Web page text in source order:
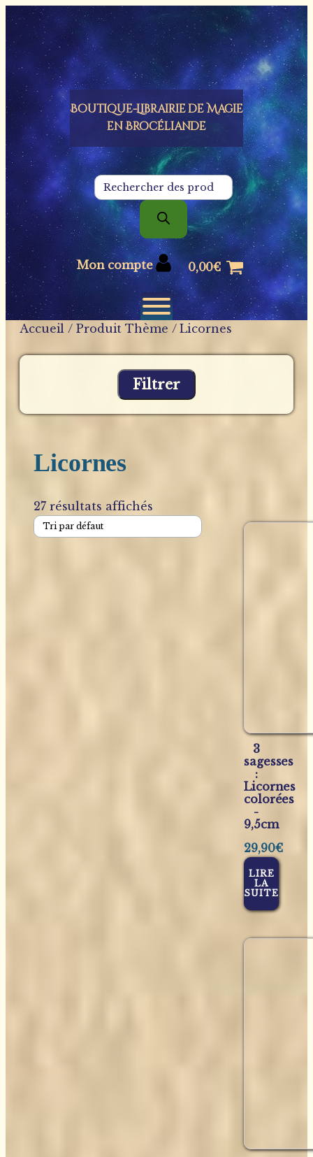
Panneau de gestion des cookies
Boutique-Librairie deMagie
en Brocéliande
Recherche
de
produits
Mon compte 0,00€
Accueil / Produit Thème / Licornes
Filtrer
Licornes
27 résultats affichés
3
sagesses
:
Licornes
colorées
-
9,5cm
29,90€
LIRE
LA
SUITE